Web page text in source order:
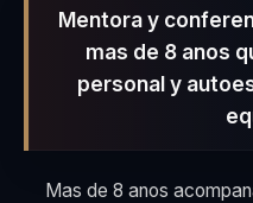
Mentora y
mas de 8 anos
personal y
Mas de 8 anos